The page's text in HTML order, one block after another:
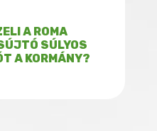
A ROMA
SÚLYOS
A KORMÁNY?